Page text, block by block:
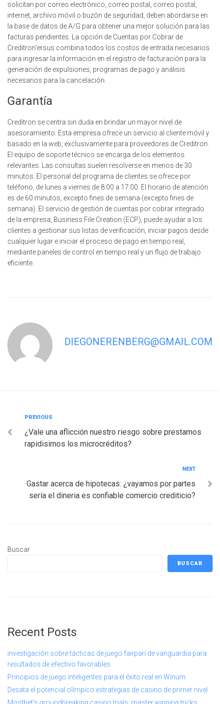
solicitan por correo electrónico, correo postal, correo postal,
internet, archivo móvil o buzón de seguridad, deben abordarse en
la base de datos de A/G para obtener una mejor solución para las
facturas pendientes. La opción de Cuentas por Cobrar de
Creditron'ersus combina todos los costos de entrada necesarios
para ingresar la información en el registro de facturación para la
generación de expulsiones, programas de pago y análisis
necesarios para la cancelación.
Garantía
Creditron se centra sin duda en brindar un mayor nivel de
asesoramiento. Esta empresa ofrece un servicio al cliente móvil y
basado en la web, exclusivamente para proveedores de Creditron.
El equipo de soporte técnico se encarga de los elementos
relevantes. Las consultas suelen resolverse en menos de 30
minutos. El personal del programa de clientes se ofrece por
teléfono, de lunes a viernes de 8:00 a 17:00. El horario de atención
es de 60 minutos, excepto fines de semana (excepto fines de
semana). El servicio de gestión de cuentas por cobrar integrado
de la empresa, Business File Creation (ECP), puede ayudar a los
clientes a gestionar sus listas de verificación, iniciar pagos desde
cualquier lugar e iniciar el proceso de pago en tiempo real,
mediante paneles de control en tiempo real y un flujo de trabajo
eficiente.
DIEGONERENBERG@GMAIL.COM
Navegación
de
Previous
PREVIOUS
¿Vale una aflicción nuestro riesgo sobre prestamos
rapidisimos los microcréditos?
NEXT
Gastar acerca de hipotecas: ¿vayamos por partes
serí­a el dineria es confiable comercio crediticio?
Buscar
BUSCAR
Recent Posts
investigación sobre tácticas de juego fairpari de vanguardia para
resultados de efectivo favorables
Principios de juego inteligentes para el éxito real en Winum
Desata el potencial olímpico estrategias de casino de primer nivel